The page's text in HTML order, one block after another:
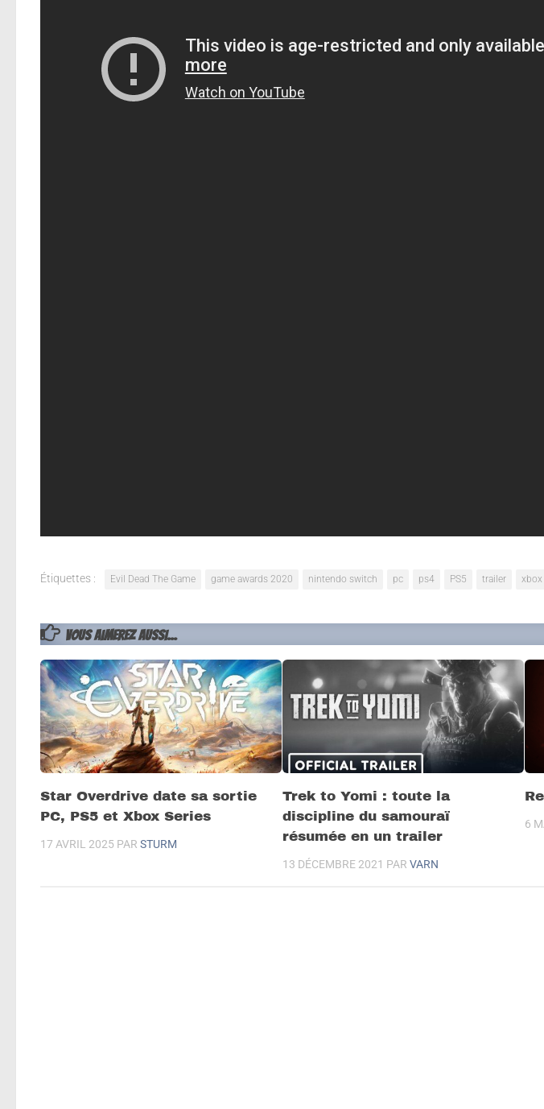
Étiquettes : Evil Dead The Game game awards 2020 nintendo switch pc ps4 PS5 trailer xbox
VOUS AIMEREZ AUSSI...
Star Overdrive date sa sortie
PC, PS5 et Xbox Series
17 AVRIL 2025 PAR STURM
Trek to Yomi : toute la
discipline du samouraï
résumée en un trailer
13 DÉCEMBRE 2021 PARVARN
6